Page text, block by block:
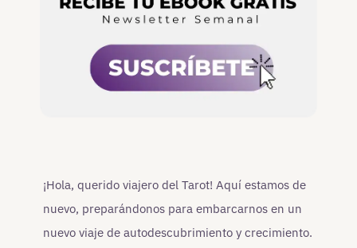
¡Hola, querido viajero del Tarot! Aquí estamos de
nuevo, preparándonos para embarcarnos en un
nuevo viaje de autodescubrimiento y crecimiento.